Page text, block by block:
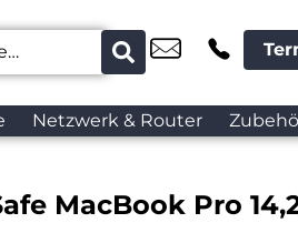
Netzwerk & Router
MacBook Pro